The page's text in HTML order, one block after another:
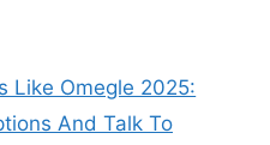
Like Omegle 2025:
And Talk To